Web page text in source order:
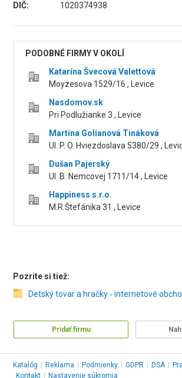
DIČ:
1020374938
PODOBNÉ FIRMY V OKOLÍ
Katarína Švecová Valettová
Moyzesova 1529/16 , Levice
Nasdomov.sk
Pri Podlužianke 3 , Levice
Martina Golianová Tináková
Ul. P. O. Hviezdoslava 5380/29 ,
Dušan Pajerský
Ul. B. Nemcovej 1711/14 , Levice
Happiness s.r.o.
M.R.Štefánika 31 , Levice
Pozrite si tiež:
Detský tovar a hračky ‑ internetové
Pridať firmu
Katalóg Reklama Podmienky GDPR DSA
Kontakt
Nastavenie súkromia